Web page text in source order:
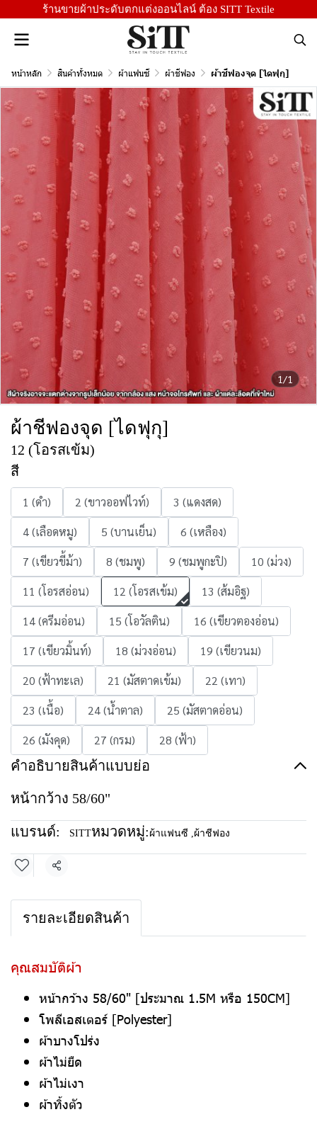
ร้านขายผ้าประดับตกแต่งออนไลน์ ต้อง SITT Textile
หน้าหลัก สินค้าทั้งหมด ผ้าแฟนซี ผ้าชีฟอง ผ้าชีฟองจุด [ไดฟุกุ]
1/1
ผ้าชีฟองจุด [ไดฟุกุ]
12 (โอรสเข้ม)
สี
1 (ดำ) 2 (ขาวออฟไวท์)
3 (แดงสด)
4 (เลือดหมู)
5 (บานเย็น)
6 (เหลือง)
7 (เขียวขี้ม้า)
8 (ชมพู) 9 (ชมพูกะปิ)
10 (ม่วง)
11 (โอรสอ่อน)
12 (โอรสเข้ม)
13 (ส้มอิฐ)
14 (ครีมอ่อน)
15 (โอวัลติน)
16 (เขียวตองอ่อน)
17 (เขียวมิ้นท์)
18 (ม่วงอ่อน)
19 (เขียวนม)
20 (ฟ้าทะเล)
21 (มัสตาดเข้ม)
22 (เทา)
23 (เนื้อ)
24 (น้ำตาล)
25 (มัสตาดอ่อน)
26 (มังคุด)
27 (กรม) 28 (ฟ้า)
คำอธิบายสินค้าแบบย่อ
หน้ากว้าง 58/60"
แบรนด์: SITTหมวดหมู่: ผ้าแฟนซี ,ผ้าชีฟอง
แชร์
รายละเอียดสินค้า
คุณสมบัติผ้า
หน้ากว้าง 58/60" [ประมาณ 1.5M หรือ 150CM]
โพลีเอสเตอร์ [Polyester]
ผ้าบางโปร่ง
ผ้าไม่ยืด
ผ้าไม่เงา
ผ้าทิ้งตัว